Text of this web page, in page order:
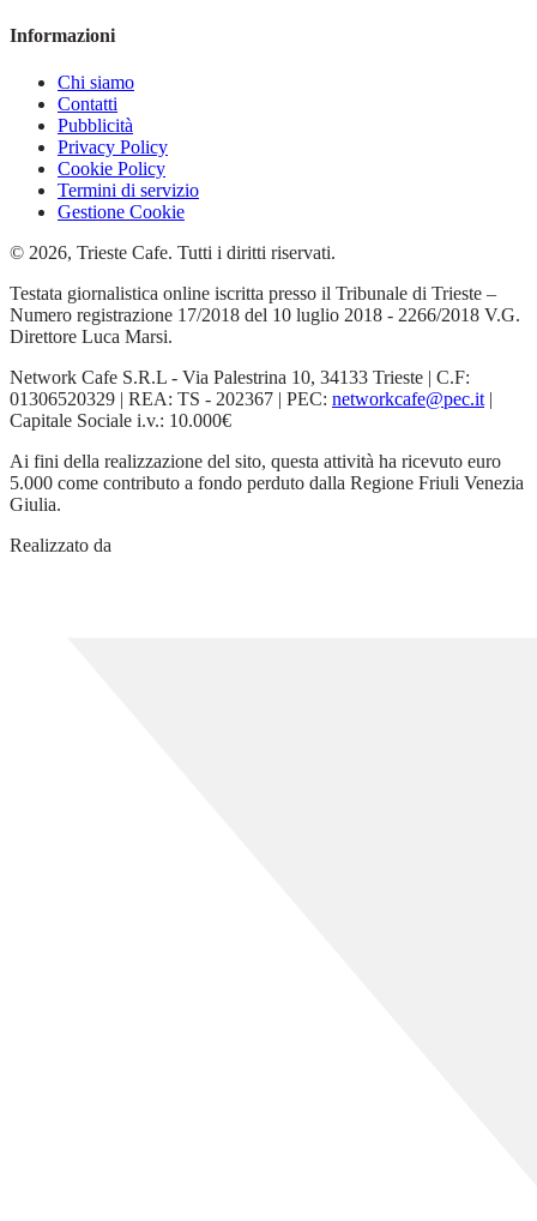
Informazioni
Chi siamo
Contatti
Pubblicità
Privacy Policy
Cookie Policy
Termini di servizio
Gestione Cookie
© 2026, Trieste Cafe. Tutti i diritti riservati.
Testata giornalistica online iscritta presso il Tribunale di Trieste –
Numero registrazione 17/2018 del 10 luglio 2018 - 2266/2018 V.G.
Direttore Luca Marsi.
Network Cafe S.R.L - Via Palestrina 10, 34133 Trieste | C.F:
01306520329 | REA: TS - 202367 | PEC: networkcafe@pec.it |
Capitale Sociale i.v.: 10.000€
Ai fini della realizzazione del sito, questa attività ha ricevuto euro
5.000 come contributo a fondo perduto dalla Regione Friuli Venezia
Giulia.
Realizzato da